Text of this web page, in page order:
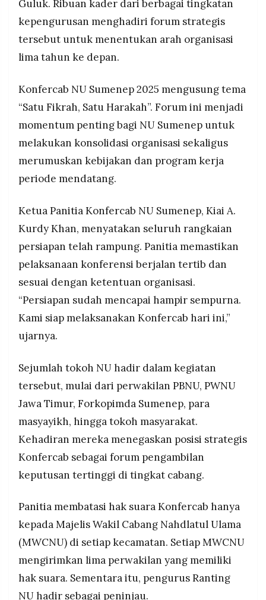
©
RESOLUSI
MEDIA
PRAMUDITA
©
Resolusi.co
-
2026
RESOLUSI
PRAMUDITA
Guluk. Ribuan kader dari berbagai tingkatan
kepengurusan menghadiri forum strategis
tersebut untuk menentukan arah organisasi
lima tahun ke depan.
Konfercab NU Sumenep 2025 mengusung tema
“Satu Fikrah, Satu Harakah”. Forum ini menjadi
momentum penting bagi NU Sumenep untuk
melakukan konsolidasi organisasi sekaligus
merumuskan kebijakan dan program kerja
periode mendatang.
Ketua Panitia Konfercab NU Sumenep, Kiai A.
Kurdy Khan, menyatakan seluruh rangkaian
persiapan telah rampung. Panitia memastikan
pelaksanaan konferensi berjalan tertib dan
sesuai dengan ketentuan organisasi.
“Persiapan sudah mencapai hampir sempurna.
Kami siap melaksanakan Konfercab hari ini,”
ujarnya.
Sejumlah tokoh NU hadir dalam kegiatan
tersebut, mulai dari perwakilan PBNU, PWNU
Jawa Timur, Forkopimda Sumenep, para
masyayikh, hingga tokoh masyarakat.
Kehadiran mereka menegaskan posisi strategis
Konfercab sebagai forum pengambilan
keputusan tertinggi di tingkat cabang.
Panitia membatasi hak suara Konfercab hanya
kepada Majelis Wakil Cabang Nahdlatul Ulama
(MWCNU) di setiap kecamatan. Setiap MWCNU
mengirimkan lima perwakilan yang memiliki
hak suara. Sementara itu, pengurus Ranting
NU hadir sebagai peninjau.